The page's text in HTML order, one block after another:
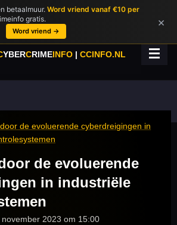
betaalmuur. Word vriend vanaf €10 per
gratis.
Word vriend →
×
YBERCRIMEINFO | CCINFO.NL
de evoluerende cyberdreigingen in
de evoluerende
in industriële
2023 om 15:00